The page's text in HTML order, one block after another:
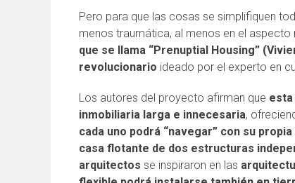
Pero para que las cosas se simplifiquen
menos traumática, al menos en el aspecto
que se llama “Prenuptial Housing”
revolucionario ideado por el experto en
Los autores del proyecto afirman que esta
inmobiliaria larga e innecesaria,
cada uno podrá “navegar” con su
casa flotante de dos estructuras
arquitectos se inspiraron en las